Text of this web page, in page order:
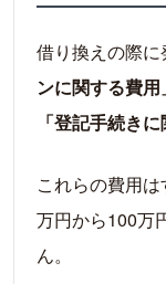
借り換えの際
ンに関する費
「登記手続き
これらの費用
万円から100万
ん。